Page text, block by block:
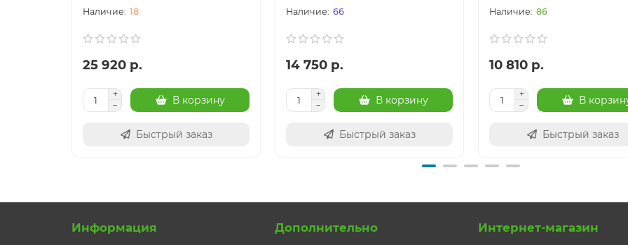
18
25 920 р.
В корзину
Быстрый заказ
66
14 750 р.
В корзину
Быстрый заказ
86
10 810 р.
В
Быстрый заказ
Информация Дополнительно Интернет-магазин